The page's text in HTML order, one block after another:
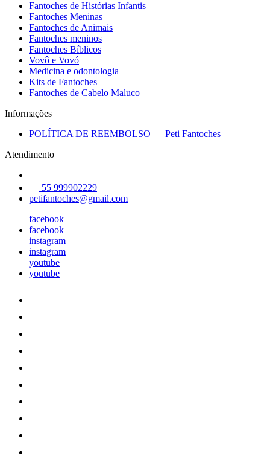
Fantoches de Histórias Infantis
Fantoches Meninas
Fantoches de Animais
Fantoches meninos
Fantoches Bíblicos
Vovô e Vovó
Medicina e odontologia
Kits de Fantoches
Fantoches de Cabelo Maluco
Informações
POLÍTICA DE REEMBOLSO — Peti Fantoches
Atendimento
55 999902229
petifantoches@gmail.com
facebook
facebook
instagram
instagram
youtube
youtube